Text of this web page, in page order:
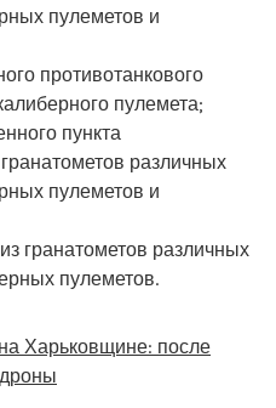
пулеметов и
противотанкового
пулемета;
пункта
различных
пулеметов и
гранатометов различных
пулеметов.
Харьковщине: после